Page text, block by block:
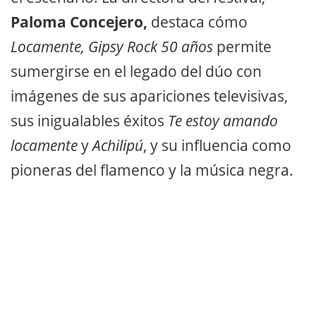
Paloma Concejero, destaca cómo
Locamente, Gipsy Rock 50 años permite
sumergirse en el legado del dúo con
imágenes de sus apariciones televisivas,
sus inigualables éxitos Te estoy amando
locamenteyAchilipú, y su influencia como
pioneras del flamenco y la música negra.